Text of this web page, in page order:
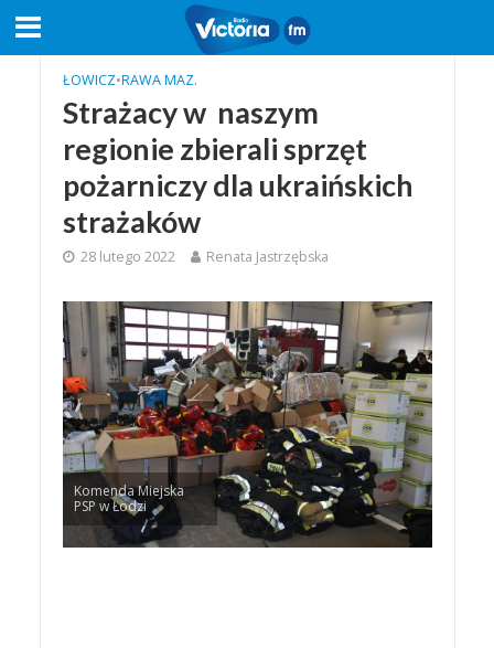
ŁOWICZ•RAWA MAZ.
Strażacy w naszym
regionie zbierali sprzęt
pożarniczy dla ukraińskich
strażaków
28 lutego 2022 Renata Jastrzębska
Komenda Miejska
PSP w Łodzi